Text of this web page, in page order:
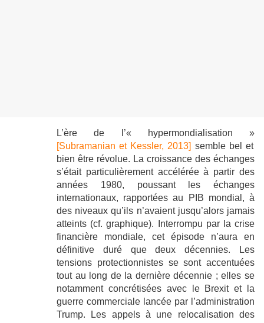
L’ère de l’« hypermondialisation »
[Subramanian et Kessler, 2013] semble bel et
bien être révolue. La croissance des échanges
s’était particulièrement accélérée à partir des
années 1980, poussant les échanges
internationaux, rapportées au PIB mondial, à
des niveaux qu’ils n’avaient jusqu’alors jamais
atteints (cf. graphique). Interrompu par la crise
financière mondiale, cet épisode n’aura en
définitive duré que deux décennies. Les
tensions protectionnistes se sont accentuées
tout au long de la dernière décennie ; elles se
notamment concrétisées avec le Brexit et la
guerre commerciale lancée par l’administration
Trump. Les appels à une relocalisation des